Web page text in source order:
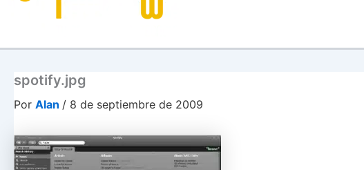
spotify.jpg
Por Alan / 8 de septiembre de 2009